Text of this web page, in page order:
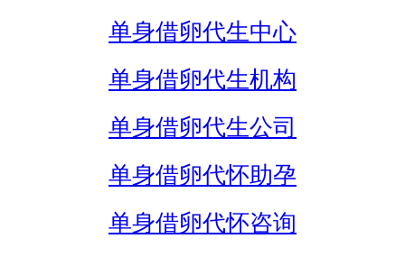
单身借卵代生中心
单身借卵代生机构
单身借卵代生公司
单身借卵代怀助孕
单身借卵代怀咨询